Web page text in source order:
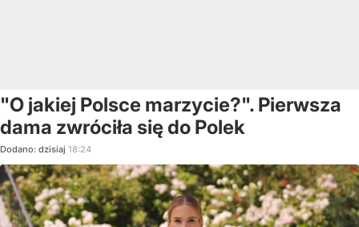
"O jakiej Polsce marzycie?". Pierwsza
dama zwróciła się do Polek
Dodano: dzisiaj 18:24